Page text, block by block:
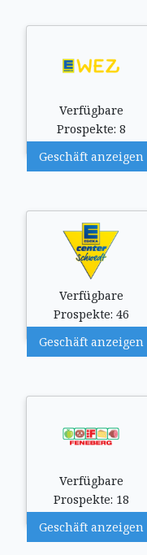
Verfügbare
Prospekte: 8
Geschäft anzeigen
Verfügbare
Prospekte: 46
Geschäft anzeigen
Verfügbare
Prospekte: 18
Geschäft anzeigen